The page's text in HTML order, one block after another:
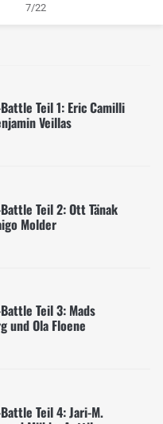
7/22
Teil 1: Eric Camilli
Veillas
Teil 2: Ott Tänak
Molder
Teil 3: Mads
und Ola Floene
Teil 4: Jari-M.